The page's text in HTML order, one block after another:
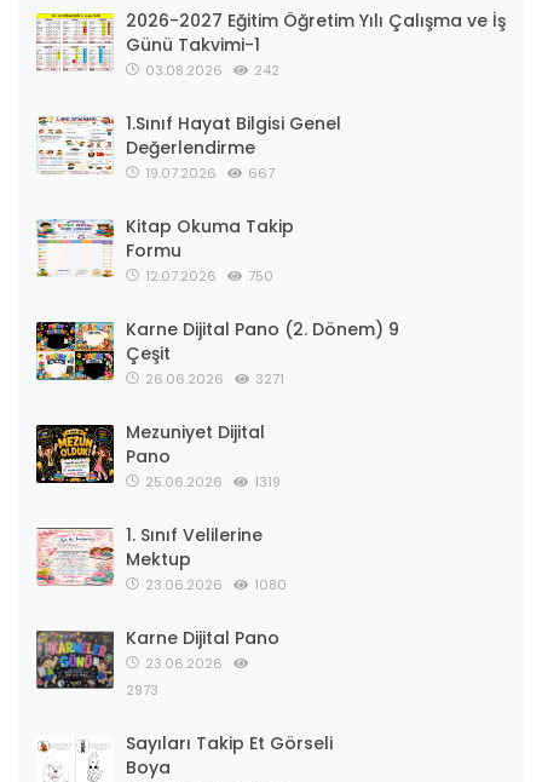
2026-2027 Eğitim Öğretim Yılı Çalışma ve İş
Günü Takvimi-1
03.08.2026 242
1.Sınıf Hayat Bilgisi Genel
Değerlendirme
19.07.2026 667
Kitap Okuma Takip
Formu
12.07.2026 750
Karne Dijital Pano (2. Dönem) 9
Çeşit
26.06.2026 3271
Mezuniyet Dijital
Pano
25.06.2026 1319
1. Sınıf Velilerine
Mektup
23.06.2026 1080
Karne Dijital Pano
23.06.2026
2973
Sayıları Takip Et Görseli
Boya